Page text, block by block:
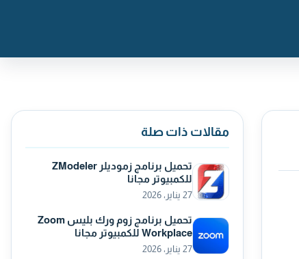
مقالات ذات صلة
تحميل برنامج زموديلر ZModeler
للكمبيوتر مجانا
27 يناير، 2026
تحميل برنامج زوم ورك بليس Zoom
Workplace للكمبيوتر مجانا
27 يناير، 2026